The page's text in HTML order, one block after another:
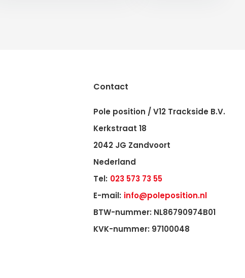
Contact
Pole position / V12 Trackside B.V.
Kerkstraat 18
2042 JG Zandvoort
Nederland
Tel: 023 573 73 55
E-mail: info@poleposition.nl
BTW-nummer: NL86790974B01
KVK-nummer: 97100048